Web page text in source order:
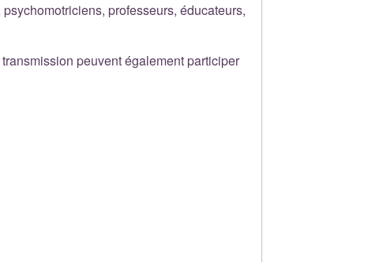
professeurs, éducateurs,
peuvent également participer